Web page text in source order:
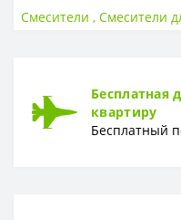
Страна ввоза
ГАРАНТИЯ
Смесители ,Смесители
Бесплатная
квартиру
Бесплатный